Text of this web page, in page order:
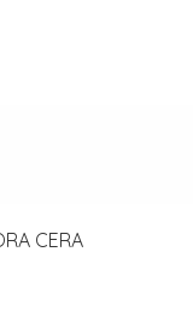
CERA